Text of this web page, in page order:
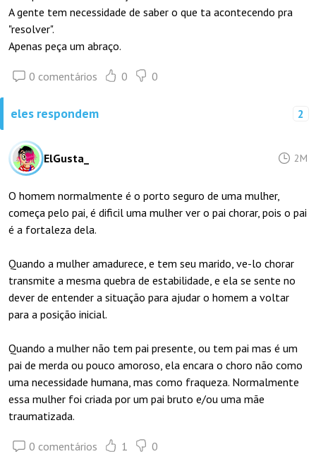
A gente tem necessidade de saber o que ta acontecendo pra
"resolver".
Apenas peça um abraço.
0 comentários 0 0
eles respondem 2
ElGusta_ 2M
O homem normalmente é o porto seguro de uma mulher,
começa pelo pai, é dificil uma mulher ver o pai chorar, pois o pai
é a fortaleza dela.
Quando a mulher amadurece, e tem seu marido, ve-lo chorar
transmite a mesma quebra de estabilidade, e ela se sente no
dever de entender a situação para ajudar o homem a voltar
para a posição inicial.
Quando a mulher não tem pai presente, ou tem pai mas é um
pai de merda ou pouco amoroso, ela encara o choro não como
uma necessidade humana, mas como fraqueza. Normalmente
essa mulher foi criada por um pai bruto e/ou uma mãe
traumatizada.
0 comentários 1 0